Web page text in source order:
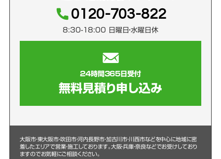
0120-703-822
8:30-18:00 日曜日・水曜日休
24時間365日受付
無料見積り申し込み
大阪市・東大阪市・吹田市・河内長野市・加古川市・川西市などを中心に地域に密
着したエリアで営業・施工しております。大阪・兵庫・奈良などでお受けしており
ますのでお気軽にご相談ください。